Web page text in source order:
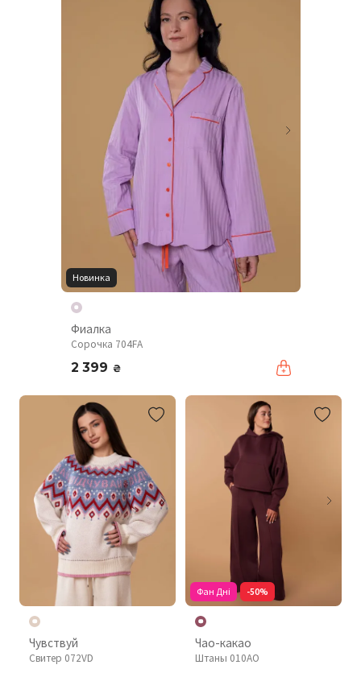
Новинка
Фиалка
Сорочка 704FA
2 399 ₴
Чувствуй
Свитер 072VD
Фан Дні -50%
Чао-какао
Штаны 010AO